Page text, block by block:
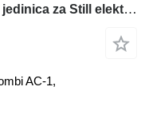
Combi AC-1 FC2260 upravljačka jedinica za Still električnog viljuškara
AC-1,